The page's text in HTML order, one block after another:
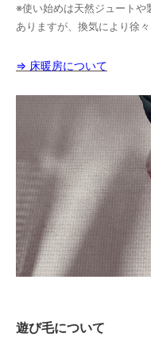
※使い始めは天然ジュートや
ありますが、換気により徐々
⇒ 床暖房について
遊び毛について